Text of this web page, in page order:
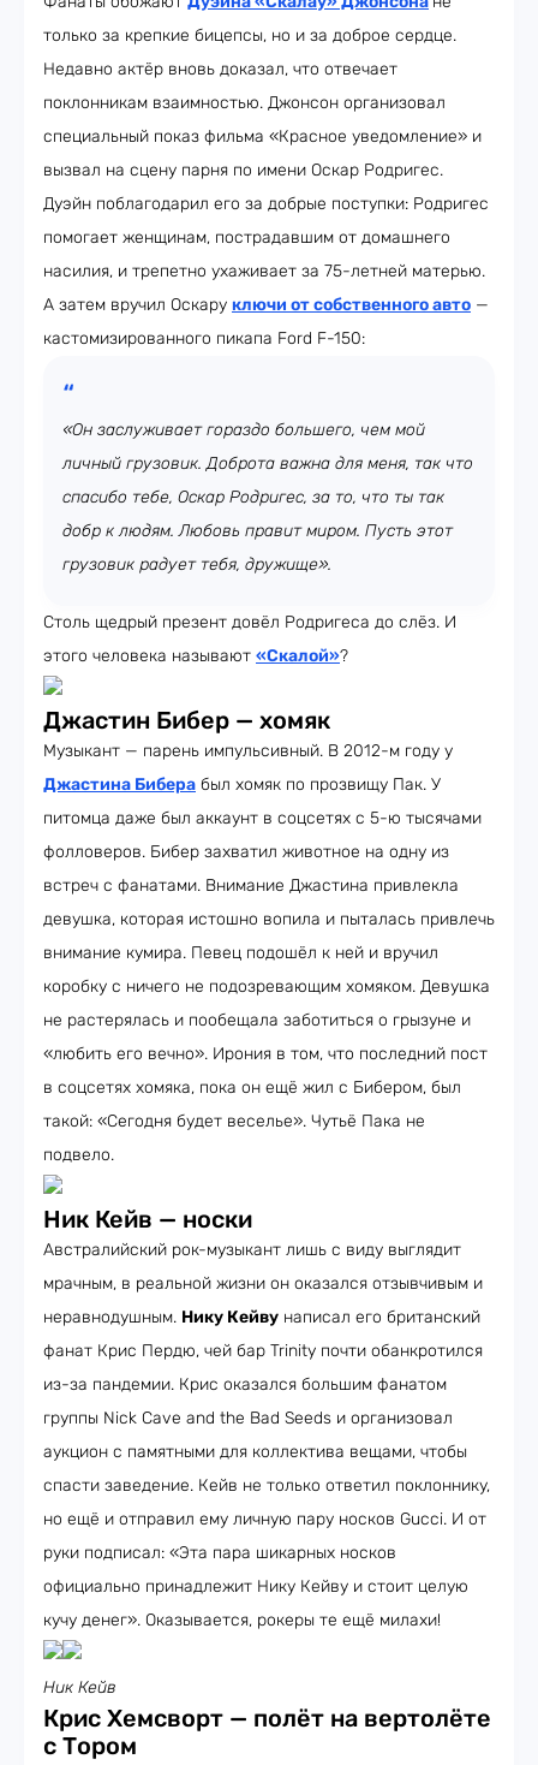
только за крепкие бицепсы, но и за доброе сердце.
Недавно актёр вновь доказал, что отвечает
поклонникам взаимностью. Джонсон организовал
специальный показ фильма «Красное уведомление» и
вызвал на сцену парня по имени Оскар Родригес.
Дуэйн поблагодарил его за добрые поступки: Родригес
помогает женщинам, пострадавшим от домашнего
насилия, и трепетно ухаживает за 75-летней матерью.
А затем вручил Оскару ключи от собственного авто —
кастомизированного пикапа Ford F-150:
«Он заслуживает гораздо большего, чем мой
личный грузовик. Доброта важна для меня, так что
спасибо тебе, Оскар Родригес, за то, что ты так
добр к людям. Любовь правит миром. Пусть этот
грузовик радует тебя, дружище».
Столь щедрый презент довёл Родригеса до слёз. И
этого человека называют «Скалой»?
Джастин Бибер — хомяк
Музыкант — парень импульсивный. В 2012-м году у
Джастина Бибера был хомяк по прозвищу Пак. У
питомца даже был аккаунт в соцсетях с 5-ю тысячами
фолловеров. Бибер захватил животное на одну из
встреч с фанатами. Внимание Джастина привлекла
девушка, которая истошно вопила и пыталась привлечь
внимание кумира. Певец подошёл к ней и вручил
коробку с ничего не подозревающим хомяком. Девушка
не растерялась и пообещала заботиться о грызуне и
«любить его вечно». Ирония в том, что последний пост
в соцсетях хомяка, пока он ещё жил с Бибером, был
такой: «Сегодня будет веселье». Чутьё Пака не
подвело.
Ник Кейв — носки
Австралийский рок-музыкант лишь с виду выглядит
мрачным, в реальной жизни он оказался отзывчивым и
неравнодушным. Нику Кейву написал его британский
фанат Крис Пердю, чей бар Trinity почти обанкротился
из-за пандемии. Крис оказался большим фанатом
группы Nick Cave and the Bad Seeds и организовал
аукцион с памятными для коллектива вещами, чтобы
спасти заведение. Кейв не только ответил поклоннику,
но ещё и отправил ему личную пару носков Gucci. И от
руки подписал: «Эта пара шикарных носков
официально принадлежит Нику Кейву и стоит целую
кучу денег». Оказывается, рокеры те ещё милахи!
Ник Кейв
Крис Хемсворт — полёт на вертолёте
с Тором